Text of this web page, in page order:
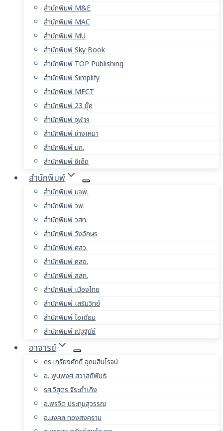
สำนักพิมพ์ M&E
สำนักพิมพ์ MAC
สำนักพิมพ์ MU
สำนักพิมพ์ Sky Book
สำนักพิมพ์ TOP Publishing
สำนักพิมพ์ Simplify
สำนักพิมพ์ MECT
สำนักพิมพ์ 23 บุ๊ค
สำนักพิมพ์ จุฬาฯ
สำนักพิมพ์ ช่างเหมา
สำนักพิมพ์ มก.
สำนักพิมพ์ ซีเอ็ด
สำนักพิมพ์
สำนักพิมพ์ มจพ.
สำนักพิมพ์ วพ.
สำนักพิมพ์ วสท.
สำนักพิมพ์ วังอักษร
สำนักพิมพ์ ศสว.
สำนักพิมพ์ ศสอ.
สำนักพิมพ์ สสท.
สำนักพิมพ์ เมืองไทย
สำนักพิมพ์ เสริมวิทย์
สำนักพิมพ์ โอเดียน
สำนักพิมพ์ ณัฐฐินีย์
อาจารย์
ดร.เกรียงศักดิ์ อุดมสินโรจน์
อ. พูนพงศ์ สวาสดิพันธ์
รศ.วิสูตร จิระดำเกิง
อ.พรจิต ประทุมสุวรรณ
อ.มงคล ทองสงคราม